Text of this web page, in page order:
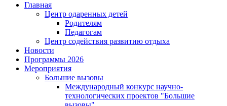
Главная
Центр одаренных детей
Родителям
Педагогам
Центр содействия развитию отдыха
Новости
Программы 2026
Мероприятия
Большие вызовы
Международный конкурс научно-
технологических проектов "Большие